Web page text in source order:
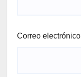
Correo electrónico